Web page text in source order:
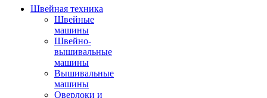
Швейная техника
Швейные
машины
Швейно-
вышивальные
машины
Вышивальные
машины
Оверлоки и